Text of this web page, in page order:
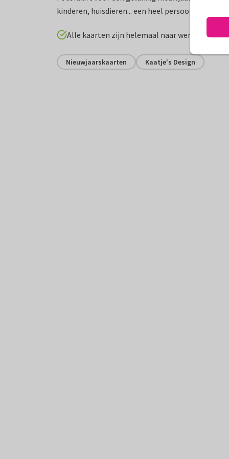
kinderen, huisdieren... een heel persoonlijke
Alle kaarten zijn helemaal naar wens aan te
Nieuwjaarskaarten Kaatje's Design